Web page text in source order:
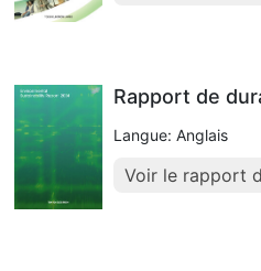
Rapport de
Langue: Anglais
Voir le rapport